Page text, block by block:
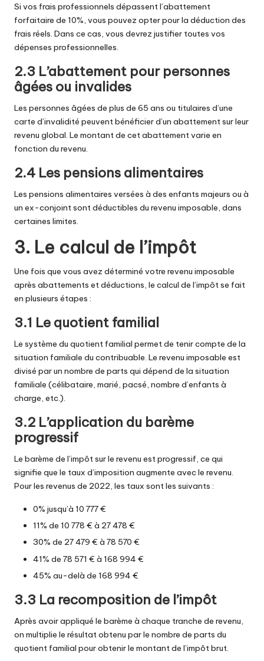
Si vos frais professionnels dépassent l’abattement
forfaitaire de 10%, vous pouvez opter pour la déduction des
frais réels. Dans ce cas, vous devrez justifier toutes vos
dépenses professionnelles.
2.3 L’abattement pour personnes
âgées ou invalides
Les personnes âgées de plus de 65 ans ou titulaires d’une
carte d’invalidité peuvent bénéficier d’un abattement sur leur
revenu global. Le montant de cet abattement varie en
fonction du revenu.
2.4 Les pensions alimentaires
Les pensions alimentaires versées à des enfants majeurs ou à
un ex-conjoint sont déductibles du revenu imposable, dans
certaines limites.
3. Le calcul de l’impôt
Une fois que vous avez déterminé votre revenu imposable
après abattements et déductions, le calcul de l’impôt se fait
en plusieurs étapes :
3.1 Le quotient familial
Le système du quotient familial permet de tenir compte de la
situation familiale du contribuable. Le revenu imposable est
divisé par un nombre de parts qui dépend de la situation
familiale (célibataire, marié, pacsé, nombre d’enfants à
charge, etc.).
3.2 L’application du barème
progressif
Le barème de l’impôt sur le revenu est progressif, ce qui
signifie que le taux d’imposition augmente avec le revenu.
Pour les revenus de 2022, les taux sont les suivants :
0% jusqu’à 10 777 €
11% de 10 778 € à 27 478 €
30% de 27 479 € à 78 570 €
41% de 78 571 € à 168 994 €
45% au-delà de 168 994 €
3.3 La recomposition de l’impôt
Après avoir appliqué le barème à chaque tranche de revenu,
on multiplie le résultat obtenu par le nombre de parts du
quotient familial pour obtenir le montant de l’impôt brut.